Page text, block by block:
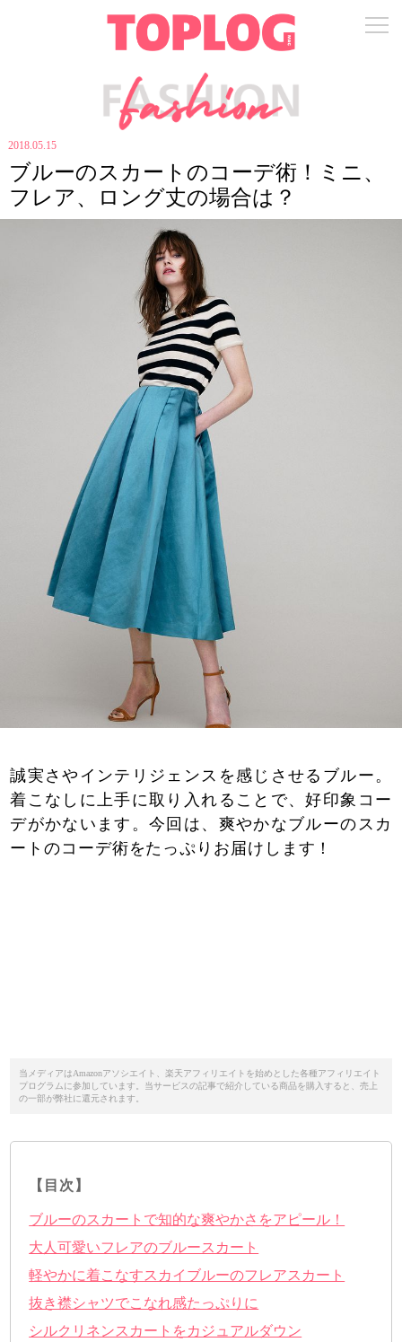
2018.05.15
ブルーのスカートのコーデ術！ミニ、
フレア、ロング丈の場合は？
誠実さやインテリジェンスを感じさせるブルー。
着こなしに上手に取り入れることで、好印象コー
デがかないます。今回は、爽やかなブルーのスカ
ートのコーデ術をたっぷりお届けします！
当メディアはAmazonアソシエイト、楽天アフィリエイトを始めとした各種アフィリエイト
プログラムに参加しています。当サービスの記事で紹介している商品を購入すると、売上
の一部が弊社に還元されます。
【目次】
ブルーのスカートで知的な爽やかさをアピール！
大人可愛いフレアのブルースカート
軽やかに着こなすスカイブルーのフレアスカート
抜き襟シャツでこなれ感たっぷりに
シルクリネンスカートをカジュアルダウン